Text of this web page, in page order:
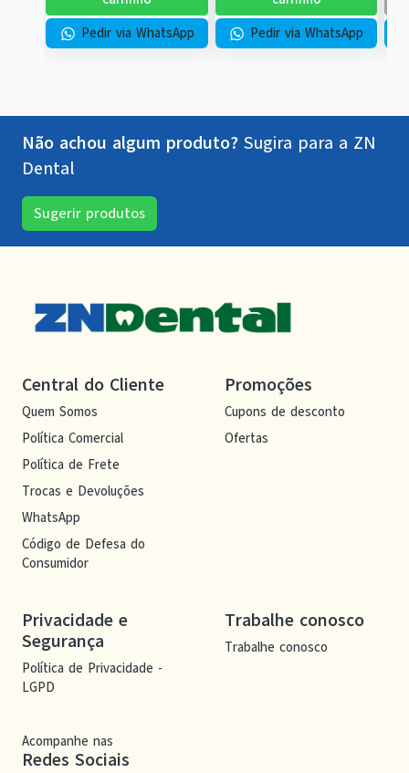
Pedir via WhatsApp
Pedir via WhatsApp
Não achou algum produto? Sugira para a ZN
Dental
Sugerir produtos
Central do Cliente
Quem Somos
Política Comercial
Política de Frete
Trocas e Devoluções
WhatsApp
Código de Defesa do
Consumidor
Promoções
Cupons de desconto
Ofertas
Privacidade e
Segurança
Política de Privacidade -
LGPD
Trabalhe conosco
Trabalhe conosco
Acompanhe nas
Redes Sociais